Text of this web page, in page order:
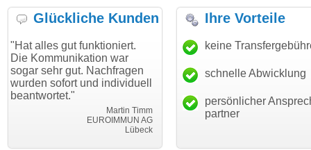
Glückliche Kunden
funktioniert.
war
gut. Nachfragen
und individuell
EUROIMMUN AG
"Danke für den schnellen
Transfer und guten Service!"
Thomas Schäfer
i can eckert communication GmbH
"Ich bin
haben.
mein
Ihre Vorteile
keine
schnelle Abwicklung
persönlicher
partner